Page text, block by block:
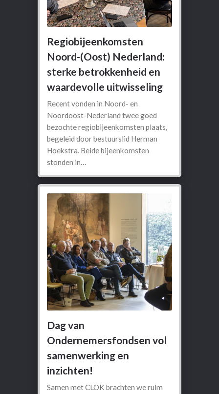
Regiobijeenkomsten
Noord-(Oost) Nederland:
sterke betrokkenheid en
waardevolle uitwisseling
Recent vonden in Noord- en
Noordoost-Nederland twee goed
bezochte regiobijeenkomsten plaats,
begeleid door bestuurslid Herman
Hoekstra. Beide bijeenkomsten
stonden in…
Dag van
Ondernemersfondsen vol
samenwerking en
inzichten!
Samen met CLOK brachten we ruim